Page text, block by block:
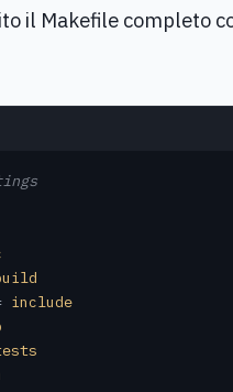
il Makefile completo
include